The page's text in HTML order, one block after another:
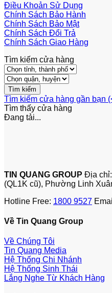
Điều Khoản Sử Dụng
Chính Sách Bảo Hành
Chính Sách Bảo Mật
Chính Sách Đổi Trả
Chính Sách Giao Hàng
Tìm kiếm cửa hàng
Tìm kiếm cửa hàng gần bạn
Tìm thấy cửa hàng
Đang tải...
TIN QUANG GROUP Địa
(QL1K cũ), Phường Linh
Hotline Free: 1800 9527
Về Tin Quang Group
Về Chúng Tôi
Tin Quang Media
Hệ Thống Chi Nhánh
Hệ Thống Sinh Thái
Lắng Nghe Từ Khách Hàng